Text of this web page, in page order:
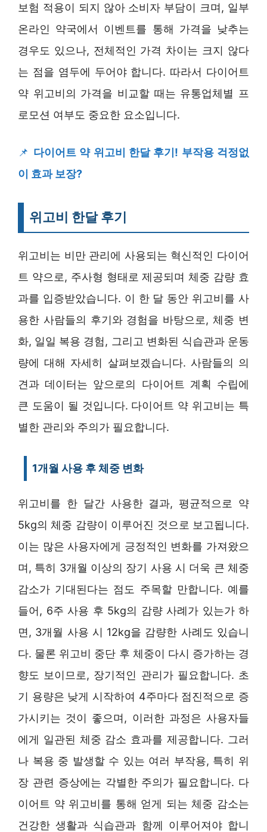
보험 적용이 되지 않아 소비자 부담이 크며, 일부
온라인 약국에서 이벤트를 통해 가격을 낮추는
경우도 있으나, 전체적인 가격 차이는 크지 않다
는 점을 염두에 두어야 합니다. 따라서 다이어트
약 위고비의 가격을 비교할 때는 유통업체별 프
로모션 여부도 중요한 요소입니다.
📌 다이어트 약 위고비 한달 후기! 부작용 걱정없
이 효과 보장?
위고비 한달 후기
위고비는 비만 관리에 사용되는 혁신적인 다이어
트 약으로, 주사형 형태로 제공되며 체중 감량 효
과를 입증받았습니다. 이 한 달 동안 위고비를 사
용한 사람들의 후기와 경험을 바탕으로, 체중 변
화, 일일 복용 경험, 그리고 변화된 식습관과 운동
량에 대해 자세히 살펴보겠습니다. 사람들의 의
견과 데이터는 앞으로의 다이어트 계획 수립에
큰 도움이 될 것입니다. 다이어트 약 위고비는 특
별한 관리와 주의가 필요합니다.
1개월 사용 후 체중 변화
위고비를 한 달간 사용한 결과, 평균적으로 약
5kg의 체중 감량이 이루어진 것으로 보고됩니다.
이는 많은 사용자에게 긍정적인 변화를 가져왔으
며, 특히 3개월 이상의 장기 사용 시 더욱 큰 체중
감소가 기대된다는 점도 주목할 만합니다. 예를
들어, 6주 사용 후 5kg의 감량 사례가 있는가 하
면, 3개월 사용 시 12kg을 감량한 사례도 있습니
다. 물론 위고비 중단 후 체중이 다시 증가하는 경
향도 보이므로, 장기적인 관리가 필요합니다. 초
기 용량은 낮게 시작하여 4주마다 점진적으로 증
가시키는 것이 좋으며, 이러한 과정은 사용자들
에게 일관된 체중 감소 효과를 제공합니다. 그러
나 복용 중 발생할 수 있는 여러 부작용, 특히 위
장 관련 증상에는 각별한 주의가 필요합니다. 다
이어트 약 위고비를 통해 얻게 되는 체중 감소는
건강한 생활과 식습관과 함께 이루어져야 합니